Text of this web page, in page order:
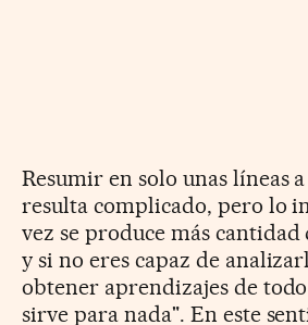
Resumir en solo unas líneas
resulta complicado, pero lo
vez se produce más
y si no eres capaz de
obtener aprendizajes de
sirve para nada". En este